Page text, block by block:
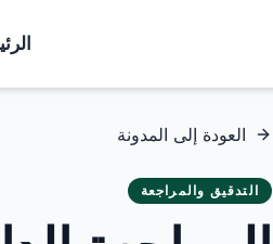
العودة إلى المدونة
التدقيق والمراجعة